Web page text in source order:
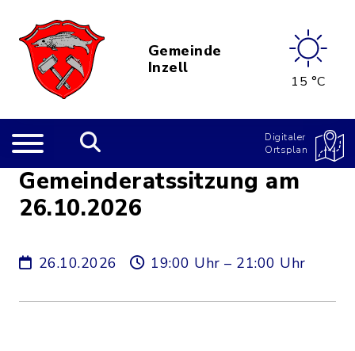
Gemeinde
Inzell
15 °C
Digitaler
Ortsplan
Gemeinderatssitzung am
26.10.2026
26.10.2026 19:00 Uhr – 21:00 Uhr